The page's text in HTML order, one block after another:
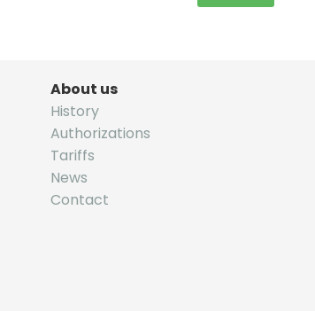
About us
History
Authorizations
Tariffs
News
Contact